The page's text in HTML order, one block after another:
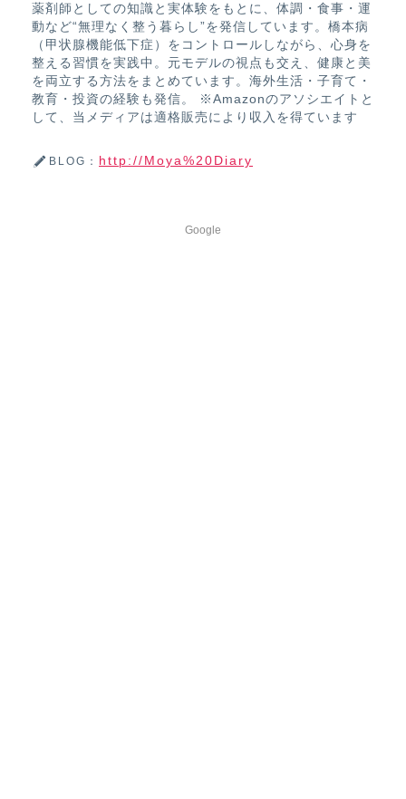
薬剤師としての知識と実体験をもとに、体調・食事・運
動など“無理なく整う暮らし”を発信しています。橋本病
（甲状腺機能低下症）をコントロールしながら、心身を
整える習慣を実践中。元モデルの視点も交え、健康と美
を両立する方法をまとめています。海外生活・子育て・
教育・投資の経験も発信。 ※Amazonのアソシエイトと
して、当メディアは適格販売により収入を得ています
BLOG： http://Moya%20Diary
Google